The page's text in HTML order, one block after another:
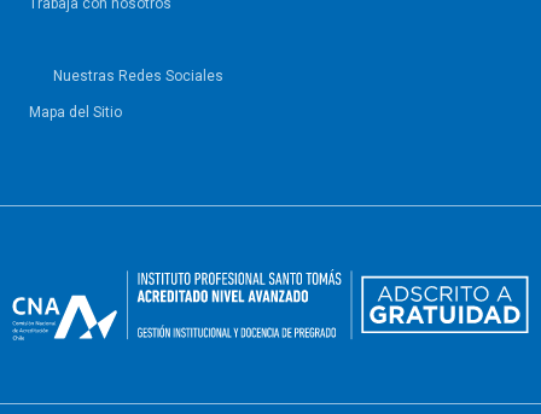
Trabaja con nosotros
Nuestras Redes Sociales
Mapa del Sitio